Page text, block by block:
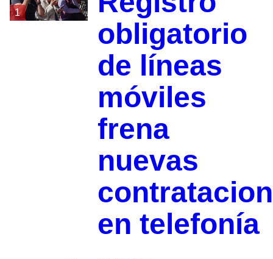
1
obligatorio
de líneas
móviles
frena
nuevas
en telefonía